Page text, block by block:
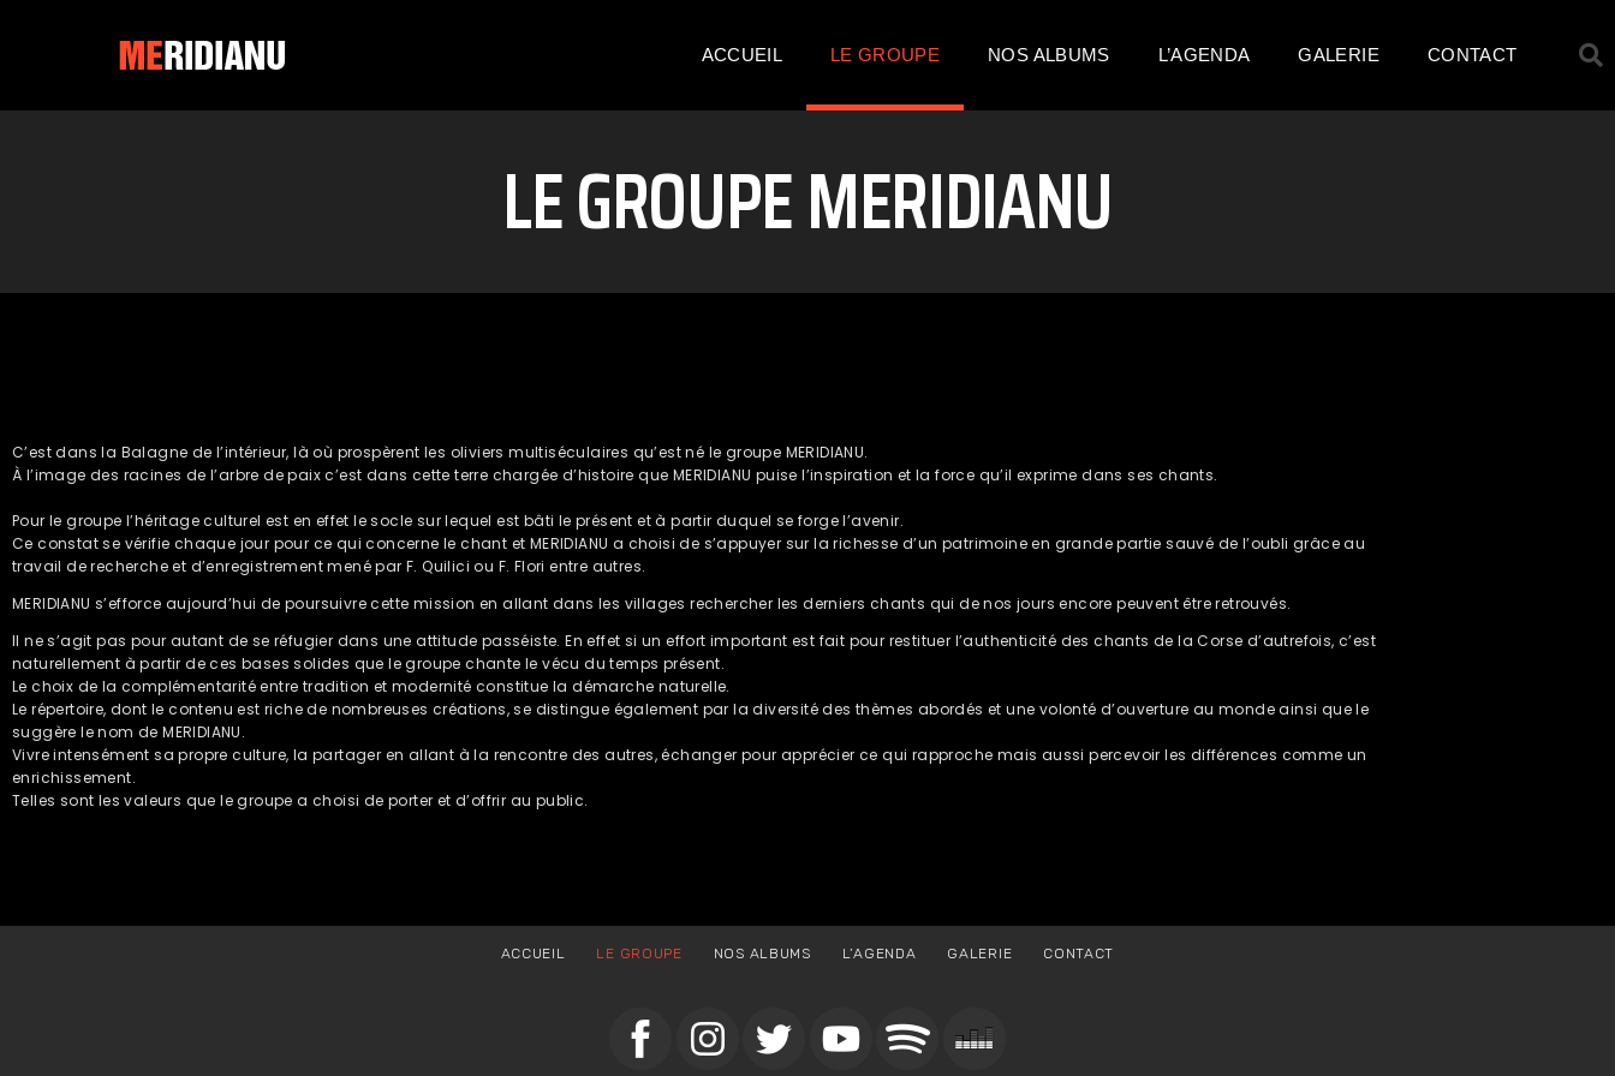
ACCUEIL LE GROUPE NOS ALBUMS L’AGENDA GALERIE CONTACT
LE GROUPE MERIDIANU
C’est dans la Balagne de l’intérieur, là où prospèrent les oliviers multiséculaires qu’est né le groupe MERIDIANU.
À l’image des racines de l’arbre de paix c’est dans cette terre chargée d’histoire que MERIDIANU puise l’inspiration et la force qu’il exprime dans ses chants.
Pour le groupe l’héritage culturel est en effet le socle sur lequel est bâti le présent et à partir duquel se forge l’avenir.
Ce constat se vérifie chaque jour pour ce qui concerne le chant et MERIDIANU a choisi de s’appuyer sur la richesse d’un patrimoine en grande partie sauvé de l’oubli grâce au
travail de recherche et d’enregistrement mené par F. Quilici ou F. Flori entre autres.
MERIDIANU s’efforce aujourd’hui de poursuivre cette mission en allant dans les villages rechercher les derniers chants qui de nos jours encore peuvent être retrouvés.
Il ne s’agit pas pour autant de se réfugier dans une attitude passéiste. En effet si un effort important est fait pour restituer l’authenticité des chants de la Corse d’autrefois, c’est
naturellement à partir de ces bases solides que le groupe chante le vécu du temps présent.
Le choix de la complémentarité entre tradition et modernité constitue la démarche naturelle.
Le répertoire, dont le contenu est riche de nombreuses créations, se distingue également par la diversité des thèmes abordés et une volonté d’ouverture au monde ainsi que le
suggère le nom de MERIDIANU.
Vivre intensément sa propre culture, la partager en allant à la rencontre des autres, échanger pour apprécier ce qui rapproche mais aussi percevoir les différences comme un
enrichissement.
Telles sont les valeurs que le groupe a choisi de porter et d’offrir au public.
ACCUEIL LE GROUPE NOS ALBUMS L’AGENDA GALERIE CONTACT